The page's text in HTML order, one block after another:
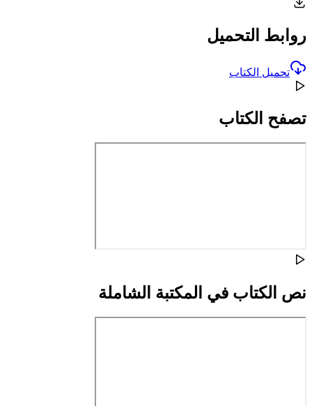
روابط التحميل
تحميل الكتاب
تصفح الكتاب
نص الكتاب في المكتبة الشاملة